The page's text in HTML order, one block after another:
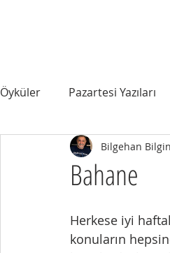
Öyküler Pazartesi Yazıları
Bahane
Bilgehan Bilgin
Herkese iyi
konuların